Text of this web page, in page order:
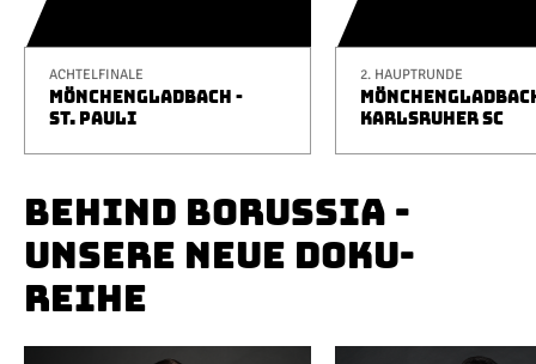
ACHTELFINALE
MÖNCHENGLADBACH -
ST. PAULI
2. HAUPTRUNDE
KARLSRUHER SC
BEHIND BORUSSIA -
UNSERE NEUE DOKU-
REIHE